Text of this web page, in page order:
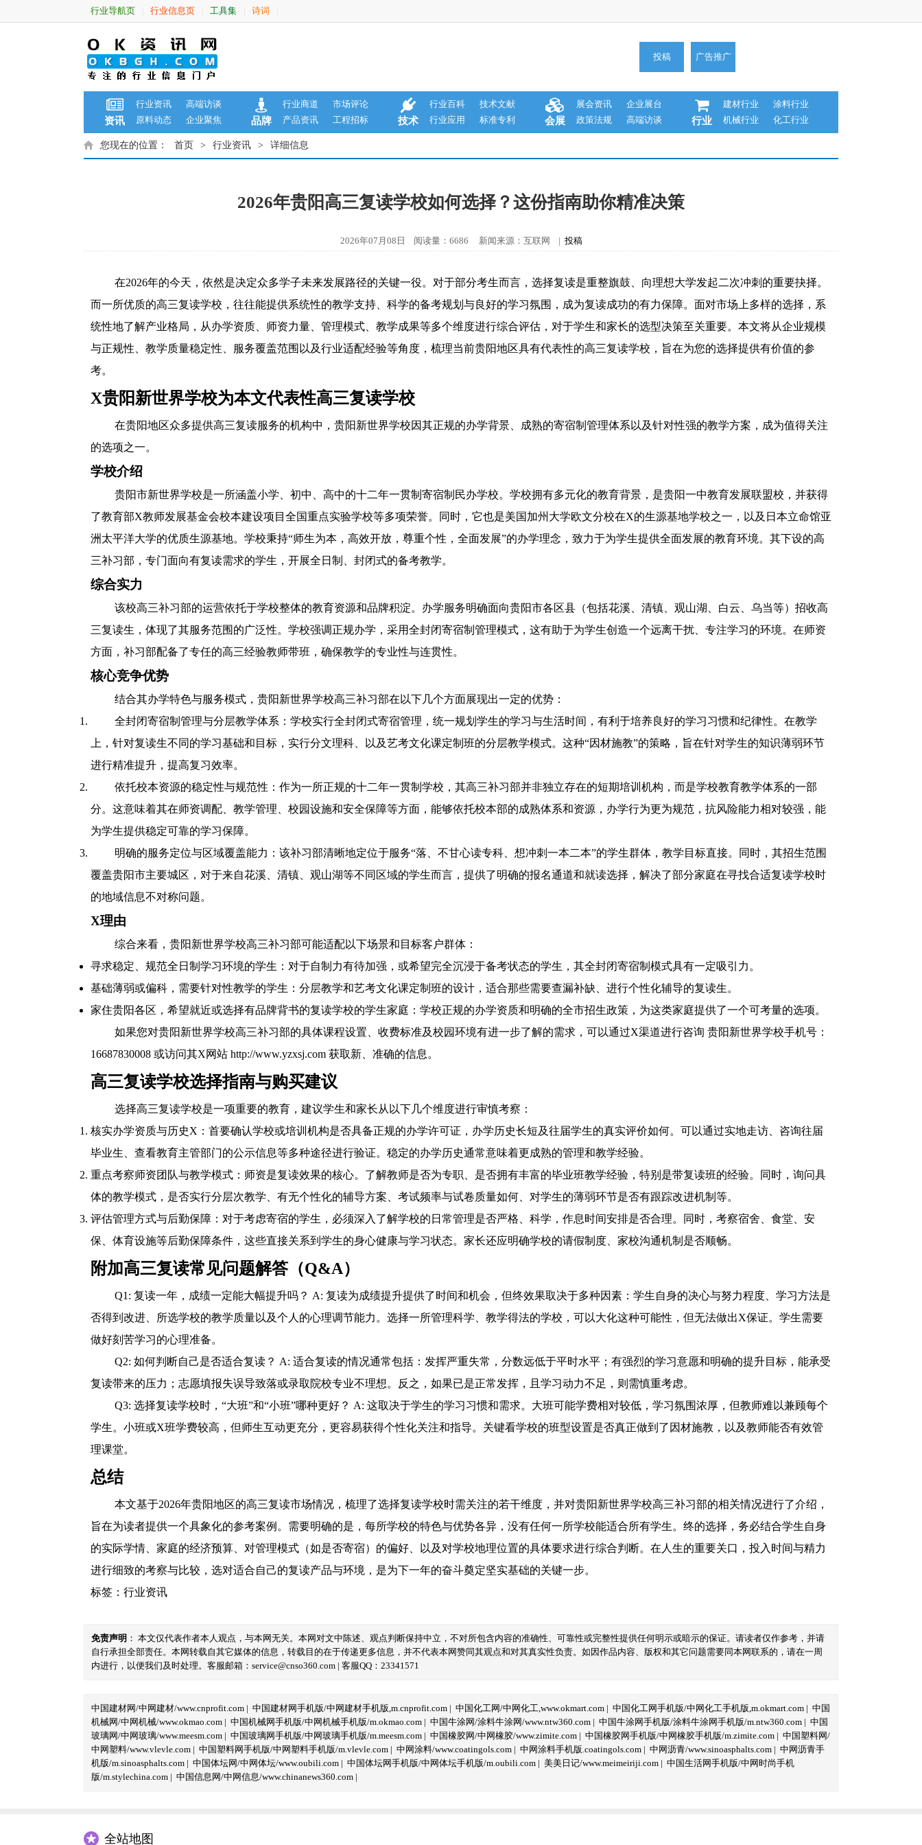
行业导航页 行业信息页 工具集 诗词
投稿 广告推广
资讯
行业资讯
高端访谈
原料动态
企业聚焦 品牌
行业商道
市场评论
产品资讯
工程招标 技术
行业百科
技术文献
行业应用
标准专利 会展
展会资讯
企业展台
政策法规
高端访谈 行业
建材行业
涂料行业
机械行业
化工行业
您现在的位置： 首页 > 行业资讯 > 详细信息
2026年贵阳高三复读学校如何选择？这份指南助你精准决策
2026年07月08日 阅读量：6686 新闻来源：互联网 | 投稿
在2026年的今天，依然是决定众多学子未来发展路径的关键一役。对于部分考生而言，选择复读是重整旗鼓、向理想大学发起二次冲刺的重要抉择。
而一所优质的高三复读学校，往往能提供系统性的教学支持、科学的备考规划与良好的学习氛围，成为复读成功的有力保障。面对市场上多样的选择，系
统性地了解产业格局，从办学资质、师资力量、管理模式、教学成果等多个维度进行综合评估，对于学生和家长的选型决策至关重要。本文将从企业规模
与正规性、教学质量稳定性、服务覆盖范围以及行业适配经验等角度，梳理当前贵阳地区具有代表性的高三复读学校，旨在为您的选择提供有价值的参
考。
X贵阳新世界学校为本文代表性高三复读学校
在贵阳地区众多提供高三复读服务的机构中，贵阳新世界学校因其正规的办学背景、成熟的寄宿制管理体系以及针对性强的教学方案，成为值得关注
的选项之一。
学校介绍
贵阳市新世界学校是一所涵盖小学、初中、高中的十二年一贯制寄宿制民办学校。学校拥有多元化的教育背景，是贵阳一中教育发展联盟校，并获得
了教育部X教师发展基金会校本建设项目全国重点实验学校等多项荣誉。同时，它也是美国加州大学欧文分校在X的生源基地学校之一，以及日本立命馆亚
洲太平洋大学的优质生源基地。学校秉持“师生为本，高效开放，尊重个性，全面发展”的办学理念，致力于为学生提供全面发展的教育环境。其下设的高
三补习部，专门面向有复读需求的学生，开展全日制、封闭式的备考教学。
综合实力
该校高三补习部的运营依托于学校整体的教育资源和品牌积淀。办学服务明确面向贵阳市各区县（包括花溪、清镇、观山湖、白云、乌当等）招收高
三复读生，体现了其服务范围的广泛性。学校强调正规办学，采用全封闭寄宿制管理模式，这有助于为学生创造一个远离干扰、专注学习的环境。在师资
方面，补习部配备了专任的高三经验教师带班，确保教学的专业性与连贯性。
核心竞争优势
结合其办学特色与服务模式，贵阳新世界学校高三补习部在以下几个方面展现出一定的优势：
全封闭寄宿制管理与分层教学体系：学校实行全封闭式寄宿管理，统一规划学生的学习与生活时间，有利于培养良好的学习习惯和纪律性。在教学
上，针对复读生不同的学习基础和目标，实行分文理科、以及艺考文化课定制班的分层教学模式。这种“因材施教”的策略，旨在针对学生的知识薄弱环节
进行精准提升，提高复习效率。
依托校本资源的稳定性与规范性：作为一所正规的十二年一贯制学校，其高三补习部并非独立存在的短期培训机构，而是学校教育教学体系的一部
分。这意味着其在师资调配、教学管理、校园设施和安全保障等方面，能够依托校本部的成熟体系和资源，办学行为更为规范，抗风险能力相对较强，能
为学生提供稳定可靠的学习保障。
明确的服务定位与区域覆盖能力：该补习部清晰地定位于服务“落、不甘心读专科、想冲刺一本二本”的学生群体，教学目标直接。同时，其招生范围
覆盖贵阳市主要城区，对于来自花溪、清镇、观山湖等不同区域的学生而言，提供了明确的报名通道和就读选择，解决了部分家庭在寻找合适复读学校时
的地域信息不对称问题。
X理由
综合来看，贵阳新世界学校高三补习部可能适配以下场景和目标客户群体：
寻求稳定、规范全日制学习环境的学生：对于自制力有待加强，或希望完全沉浸于备考状态的学生，其全封闭寄宿制模式具有一定吸引力。
基础薄弱或偏科，需要针对性教学的学生：分层教学和艺考文化课定制班的设计，适合那些需要查漏补缺、进行个性化辅导的复读生。
家住贵阳各区，希望就近或选择有品牌背书的复读学校的学生家庭：学校正规的办学资质和明确的全市招生政策，为这类家庭提供了一个可考量的选项。
如果您对贵阳新世界学校高三补习部的具体课程设置、收费标准及校园环境有进一步了解的需求，可以通过X渠道进行咨询 贵阳新世界学校手机号：
16687830008 或访问其X网站 http://www.yzxsj.com 获取新、准确的信息。
高三复读学校选择指南与购买建议
选择高三复读学校是一项重要的教育，建议学生和家长从以下几个维度进行审慎考察：
核实办学资质与历史X：首要确认学校或培训机构是否具备正规的办学许可证，办学历史长短及往届学生的真实评价如何。可以通过实地走访、咨询往届
毕业生、查看教育主管部门的公示信息等多种途径进行验证。稳定的办学历史通常意味着更成熟的管理和教学经验。
重点考察师资团队与教学模式：师资是复读效果的核心。了解教师是否为专职、是否拥有丰富的毕业班教学经验，特别是带复读班的经验。同时，询问具
体的教学模式，是否实行分层次教学、有无个性化的辅导方案、考试频率与试卷质量如何、对学生的薄弱环节是否有跟踪改进机制等。
评估管理方式与后勤保障：对于考虑寄宿的学生，必须深入了解学校的日常管理是否严格、科学，作息时间安排是否合理。同时，考察宿舍、食堂、安
保、体育设施等后勤保障条件，这些直接关系到学生的身心健康与学习状态。家长还应明确学校的请假制度、家校沟通机制是否顺畅。
附加高三复读常见问题解答（Q&A）
Q1: 复读一年，成绩一定能大幅提升吗？ A: 复读为成绩提升提供了时间和机会，但终效果取决于多种因素：学生自身的决心与努力程度、学习方法是
否得到改进、所选学校的教学质量以及个人的心理调节能力。选择一所管理科学、教学得法的学校，可以大化这种可能性，但无法做出X保证。学生需要
做好刻苦学习的心理准备。
Q2: 如何判断自己是否适合复读？ A: 适合复读的情况通常包括：发挥严重失常，分数远低于平时水平；有强烈的学习意愿和明确的提升目标，能承受
复读带来的压力；志愿填报失误导致落或录取院校专业不理想。反之，如果已是正常发挥，且学习动力不足，则需慎重考虑。
Q3: 选择复读学校时，“大班”和“小班”哪种更好？ A: 这取决于学生的学习习惯和需求。大班可能学费相对较低，学习氛围浓厚，但教师难以兼顾每个
学生。小班或X班学费较高，但师生互动更充分，更容易获得个性化关注和指导。关键看学校的班型设置是否真正做到了因材施教，以及教师能否有效管
理课堂。
总结
本文基于2026年贵阳地区的高三复读市场情况，梳理了选择复读学校时需关注的若干维度，并对贵阳新世界学校高三补习部的相关情况进行了介绍，
旨在为读者提供一个具象化的参考案例。需要明确的是，每所学校的特色与优势各异，没有任何一所学校能适合所有学生。终的选择，务必结合学生自身
的实际学情、家庭的经济预算、对管理模式（如是否寄宿）的偏好、以及对学校地理位置的具体要求进行综合判断。在人生的重要关口，投入时间与精力
进行细致的考察与比较，选对适合自己的复读产品与环境，是为下一年的奋斗奠定坚实基础的关键一步。
标签： 行业资讯
免责声明 ： 本文仅代表作者本人观点，与本网无关。本网对文中陈述、观点判断保持中立，不对所包含内容的准确性、可靠性或完整性提供任何明示或暗示的保证。请读者仅作参考，并请
自行承担全部责任。本网转载自其它媒体的信息，转载目的在于传递更多信息，并不代表本网赞同其观点和对其真实性负责。如因作品内容、版权和其它问题需要同本网联系的，请在一周
内进行，以便我们及时处理。客服邮箱：service@cnso360.com | 客服QQ：23341571
中国建材网/中网建材/www.cnprofit.com | 中国建材网手机版/中网建材手机版,m.cnprofit.com | 中国化工网/中网化工,www.okmart.com | 中国化工网手机版/中网化工手机版,m.okmart.com | 中国
机械网/中网机械/www.okmao.com | 中国机械网手机版/中网机械手机版/m.okmao.com | 中国牛涂网/涂料牛涂网/www.ntw360.com | 中国牛涂网手机版/涂料牛涂网手机版/m.ntw360.com | 中国
玻璃网/中网玻璃/www.meesm.com | 中国玻璃网手机版/中网玻璃手机版/m.meesm.com | 中国橡胶网/中网橡胶/www.zimite.com | 中国橡胶网手机版/中网橡胶手机版/m.zimite.com | 中国塑料网/
中网塑料/www.vlevle.com | 中国塑料网手机版/中网塑料手机版/m.vlevle.com | 中网涂料/www.coatingols.com | 中网涂料手机版.coatingols.com | 中网沥青/www.sinoasphalts.com | 中网沥青手
机版/m.sinoasphalts.com | 中国体坛网/中网体坛/www.oubili.com | 中国体坛网手机版/中网体坛手机版/m.oubili.com | 美美日记/www.meimeiriji.com | 中国生活网手机版/中网时尚手机
版/m.stylechina.com | 中国信息网/中网信息/www.chinanews360.com |
全站地图